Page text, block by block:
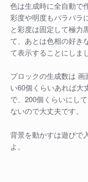
色は生成時に全自動で
彩度や明度もバラバラ
と彩度は固定して極力
て、あとは色相の好き
て表示することにしまし
ブロックの生成数は
い60個くらいあれば大
で、200個くらいにし
ないので大丈夫です。
背景を動かすは遊びで
よ。